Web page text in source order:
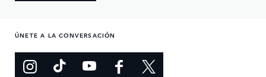
ÚNETE A LA CONVERSACIÓN